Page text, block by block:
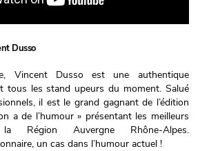
Dusso
Vincent Dusso est une authentique
tous les stand upeurs du moment. Salué
il est le grand gagnant de l’édition
a de l’humour » présentant les meilleurs
Région Auvergne Rhône-Alpes.
un cas dans l’humour actuel !